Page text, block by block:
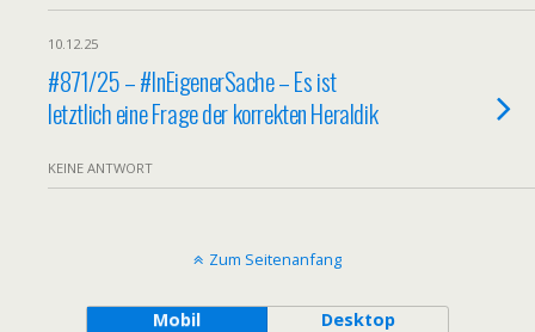
10.12.25
#871/25 – #InEigenerSache – Es ist
letztlich eine Frage der korrekten Heraldik
KEINE ANTWORT
Zum Seitenanfang
Mobil Desktop